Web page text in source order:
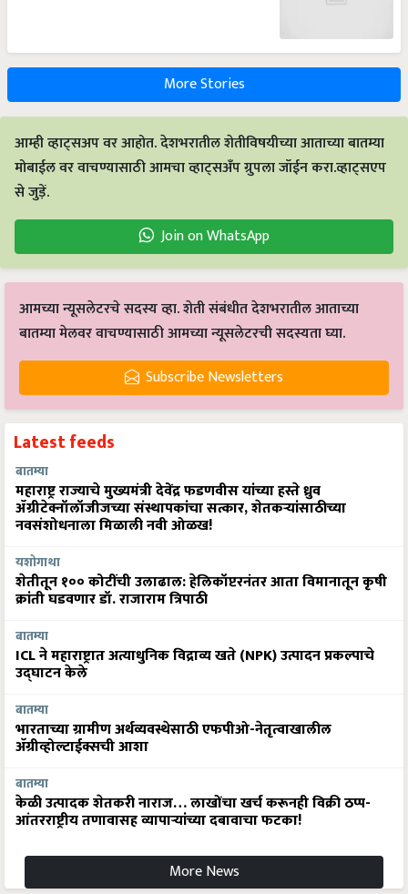
More Stories
आम्ही व्हाट्सअप वर आहोत. देशभरातील शेतीविषयीच्या आताच्या बातम्या
मोबाईल वर वाचण्यासाठी आमचा व्हाट्सअँप ग्रुपला जॉईन करा.व्हाट्सएप
से जुड़ें.
Join on WhatsApp
आमच्या न्यूसलेटरचे सदस्य व्हा. शेती संबंधीत देशभरातील आताच्या
बातम्या मेलवर वाचण्यासाठी आमच्या न्यूसलेटरची सदस्यता घ्या.
Subscribe Newsletters
Latest feeds
बातम्या
महाराष्ट्र राज्याचे मुख्यमंत्री देवेंद्र फडणवीस यांच्या हस्ते ध्रुव
ॲग्रीटेक्नॉलॉजीजच्या संस्थापकांचा सत्कार, शेतकऱ्यांसाठीच्या
नवसंशोधनाला मिळाली नवी ओळख!
यशोगाथा
शेतीतून १०० कोटींची उलाढाल: हेलिकॉप्टरनंतर आता विमानातून कृषी
क्रांती घडवणार डॉ. राजाराम त्रिपाठी
बातम्या
ICL ने महाराष्ट्रात अत्याधुनिक विद्राव्य खते (NPK) उत्पादन प्रकल्पाचे
उद्घाटन केले
बातम्या
भारताच्या ग्रामीण अर्थव्यवस्थेसाठी एफपीओ-नेतृत्वाखालील
अ‍ॅग्रीव्होल्टाईक्सची आशा
बातम्या
केळी उत्पादक शेतकरी नाराज… लाखोंचा खर्च करूनही विक्री ठप्प-
आंतरराष्ट्रीय तणावासह व्यापाऱ्यांच्या दबावाचा फटका!
More News